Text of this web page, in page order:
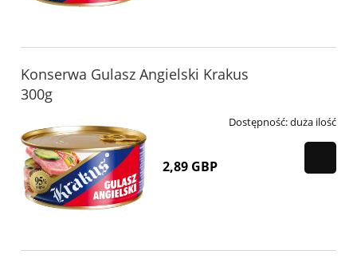
Konserwa Gulasz Angielski Krakus
300g
Dostępność:duża ilość
2,89 GBP